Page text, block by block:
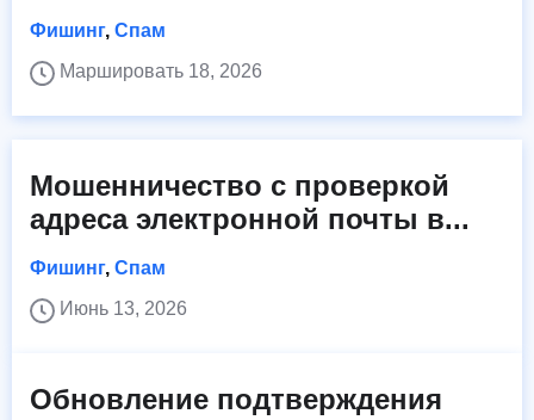
Фишинг, Спам
Маршировать 18, 2026
Мошенничество с проверкой
адреса электронной почты в...
Фишинг, Спам
Июнь 13, 2026
Обновление подтверждения